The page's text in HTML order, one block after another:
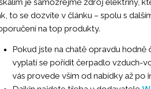
je samozřejmě zdroj elektřiny,
to se dozvíte v článku – spolu s
na top produkty.
Pokud jste na chatě opravdu
vyplatí se pořídit čerpadlo vzduch-
vás provede vším od nabídky až po